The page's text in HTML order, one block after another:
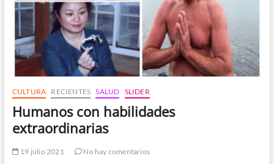
CULTURA RECIENTES SALUD SLIDER
Humanos con habilidades
extraordinarias
19 julio 2021
No hay comentarios